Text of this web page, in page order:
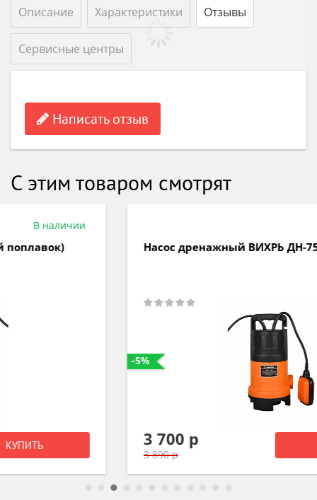
Описание Характеристики Отзывы
Сервисные центры
Написать отзыв
С этим товаром смотрят
Насос дренажный ВИХРЬ ДН-750 68/2/2
3 700 р